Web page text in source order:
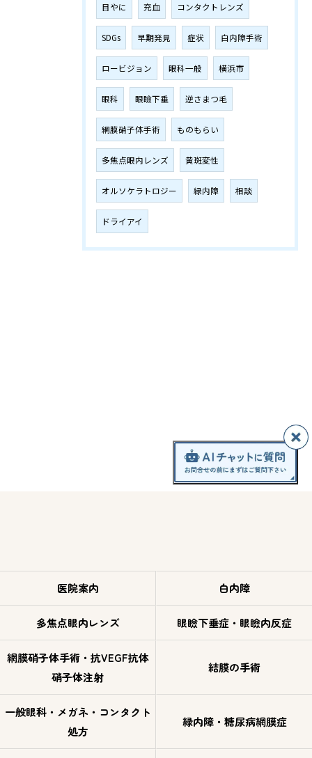
目やに 充血 コンタクトレンズ
SDGs 早期発見 症状 白内障手術
ロービジョン 眼科一般 横浜市
眼科 眼瞼下垂 逆さまつ毛
網膜硝子体手術 ものもらい
多焦点眼内レンズ 黄斑変性
オルソケラトロジー 緑内障 相談
ドライアイ
医院案内 白内障
多焦点眼内レンズ 眼瞼下垂症・眼瞼内反症
網膜硝子体手術・抗VEGF抗体
硝子体注射
結膜の手術
一般眼科・メガネ・コンタクト
処方
緑内障・糖尿病網膜症